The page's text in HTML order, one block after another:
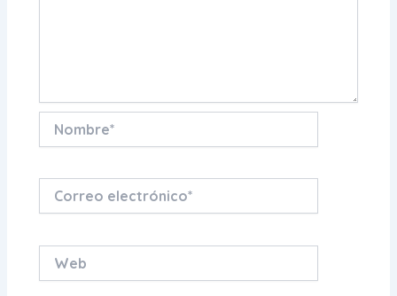
electrónico*